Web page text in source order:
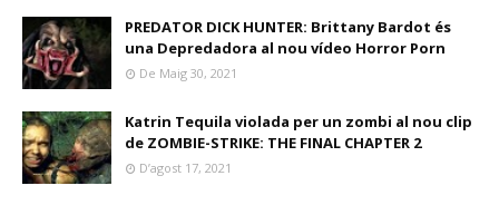
PREDATOR DICK HUNTER: Brittany Bardot és
una Depredadora al nou vídeo Horror Porn
De Maig 30, 2021
Katrin Tequila violada per un zombi al nou clip
de ZOMBIE-STRIKE: THE FINAL CHAPTER 2
D’agost 17, 2021